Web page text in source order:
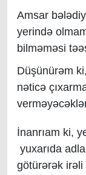
Amsar
yerində
bilməməsi
Düşünürəm
nəticə
İnanrıam ki,
yuxarıda
götürərək irəli